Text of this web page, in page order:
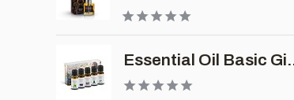
Essential Oil Basic